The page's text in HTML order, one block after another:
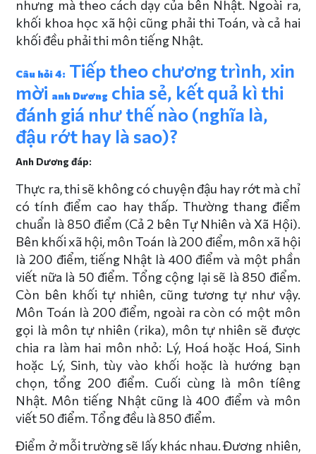
nhưng mà theo cách dạy của bên Nhật. Ngoài ra,
khối khoa học xã hội cũng phải thi Toán, và cả hai
khối đều phải thi môn tiếng Nhật.
Câu hỏi 4: Tiếp theo chương trình, xin
mời anh Dương chia sẻ, kết quả kì thi
đánh giá như thế nào (nghĩa là,
đậu rớt hay là sao)?
Anh Dương đáp:
Thực ra, thi sẽ không có chuyện đậu hay rớt mà chỉ
có tính điểm cao hay thấp. Thường thang điểm
chuẩn là 850 điểm (Cả 2 bên Tự Nhiên và Xã Hội).
Bên khối xã hội, môn Toán là 200 điểm, môn xã hội
là 200 điểm, tiếng Nhật là 400 điểm và một phần
viết nữa là 50 điểm. Tổng cộng lại sẽ là 850 điểm.
Còn bên khối tự nhiên, cũng tương tự như vậy.
Môn Toán là 200 điểm, ngoài ra còn có một môn
gọi là môn tự nhiên (rika), môn tự nhiên sẽ được
chia ra làm hai môn nhỏ: Lý, Hoá hoặc Hoá, Sinh
hoặc Lý, Sinh, tùy vào khối hoặc là hướng bạn
chọn, tổng 200 điểm. Cuối cùng là môn tíêng
Nhật. Môn tiếng Nhật cũng là 400 điểm và môn
viết 50 điểm. Tổng đều là 850 điểm.
Điểm ở mỗi trường sẽ lấy khác nhau. Đương nhiên,